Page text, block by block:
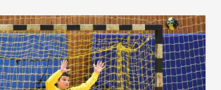
t
i
o
n